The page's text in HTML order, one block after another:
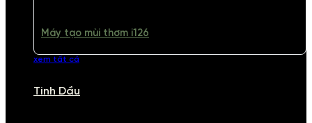
Máy tạo mùi thơm i126
xem tất cả
Tinh Dầu